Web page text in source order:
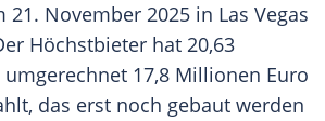
21. November 2025 in Las Vegas
Höchstbieter hat 20,63
17,8 Millionen Euro
das erst noch gebaut werden